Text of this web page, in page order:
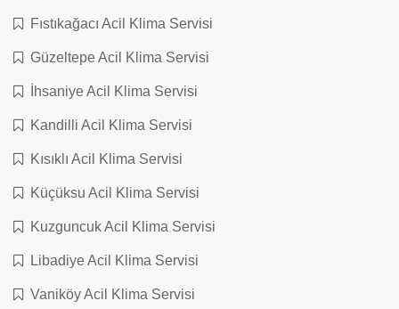
Fıstıkağacı Acil Klima Servisi
Güzeltepe Acil Klima Servisi
İhsaniye Acil Klima Servisi
Kandilli Acil Klima Servisi
Kısıklı Acil Klima Servisi
Küçüksu Acil Klima Servisi
Kuzguncuk Acil Klima Servisi
Libadiye Acil Klima Servisi
Vaniköy Acil Klima Servisi